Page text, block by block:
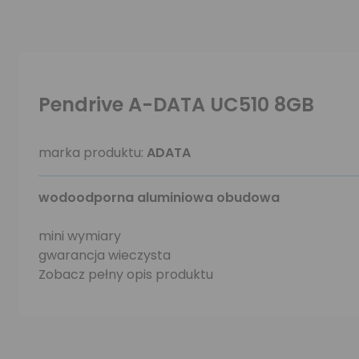
Pendrive A-DATA UC510 8GB
marka produktu: ADATA
wodoodporna aluminiowa obudowa
mini wymiary
gwarancja wieczysta
Zobacz pełny opis produktu